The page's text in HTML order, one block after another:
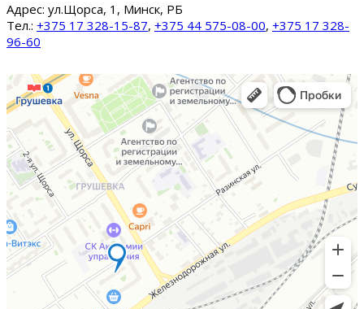
Адрес: ул.Щорса, 1, Минск, РБ
Тел.: +375 17 328-15-87, +375 44 575-08-00, +375 17 328-
96-60